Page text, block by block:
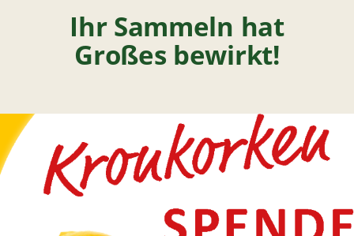
So helfen wir
Spenden & Helfen
Ihr Sammeln hat
Großes bewirkt!